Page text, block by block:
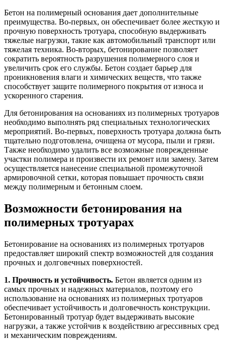
Бетон на полимерный основания дает дополнительные
преимущества. Во-первых, он обеспечивает более жесткую и
прочную поверхность тротуара, способную выдерживать
тяжелые нагрузки, такие как автомобильный транспорт или
тяжелая техника. Во-вторых, бетонирование позволяет
сократить вероятность разрушения полимерного слоя и
увеличить срок его службы. Бетон создает барьер для
проникновения влаги и химических веществ, что также
способствует защите полимерного покрытия от износа и
ускоренного старения.
Для бетонирования на основаниях из полимерных тротуаров
необходимо выполнять ряд специальных технологических
мероприятий. Во-первых, поверхность тротуара должна быть
тщательно подготовлена, очищена от мусора, пыли и грязи.
Также необходимо удалить все возможные поврежденные
участки полимера и произвести их ремонт или замену. Затем
осуществляется нанесение специальной промежуточной
армировочной сетки, которая повышает прочность связи
между полимерным и бетонным слоем.
Возможности бетонирования на
полимерных тротуарах
Бетонирование на основаниях из полимерных тротуаров
предоставляет широкий спектр возможностей для создания
прочных и долговечных поверхностей.
1. Прочность и устойчивость. Бетон является одним из
самых прочных и надежных материалов, поэтому его
использование на основаниях из полимерных тротуаров
обеспечивает устойчивость и долговечность конструкции.
Бетонированный тротуар будет выдерживать высокие
нагрузки, а также устойчив к воздействию агрессивных сред
и механическим повреждениям.